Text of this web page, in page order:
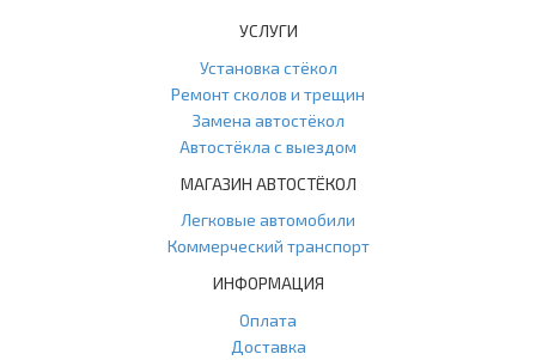
УСЛУГИ
Установка стёкол
Ремонт сколов и трещин
Замена автостёкол
Автостёкла с выездом
МАГАЗИН АВТОСТЁКОЛ
Легковые автомобили
Коммерческий транспорт
ИНФОРМАЦИЯ
Оплата
Доставка